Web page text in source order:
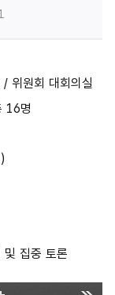
원회 대회의실
16명
및 집중 토론